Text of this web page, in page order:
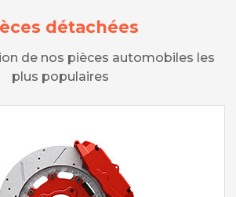
détachées
de nos pièces automobiles les
plus populaires